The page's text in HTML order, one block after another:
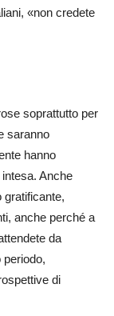
«non credete
soprattutto per
saranno
hanno
Anche
gratificante,
anche perché a
da
periodo,
di